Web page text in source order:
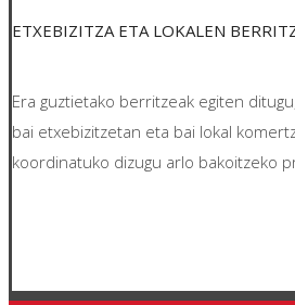
ETXEBIZITZA ETA LOKALEN
Era guztietako berritzeak egiten
bai etxebizitzetan eta bai lokal
koordinatuko dizugu arlo bakoitzeko